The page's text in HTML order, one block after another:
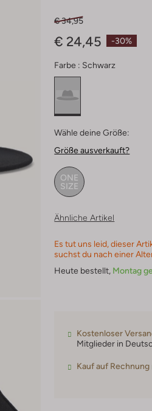
-30%
€ 34,95
€ 24,45
Farbe : Schwarz
Wähle deine Größe:
Größe ausverkauft?
ONE
SIZE
Ähnliche Artikel
Es tut uns leid, dieser
suchst du nach einer
Heute bestellt, Montag
Kostenloser
Mitglieder in
Kauf auf Rechnung